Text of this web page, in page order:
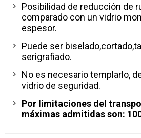
Posibilidad de reducción de
comparado con un vidrio
espesor.
Puede ser
serigrafiado.
No es necesario templarlo,
vidrio de seguridad.
Por limitaciones del
máximas admitidas son: